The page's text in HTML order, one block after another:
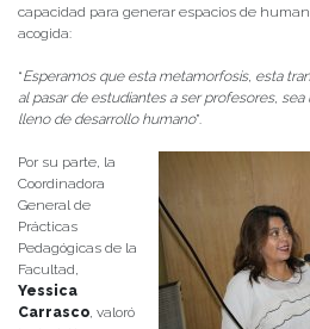
capacidad para generar espacios de
acogida:
“Esperamos que esta metamorfosis, esta
al pasar de estudiantes a ser profesores,
lleno de desarrollo humano”.
Por su parte, la
Coordinadora
General de
Prácticas
Pedagógicas de la
Facultad,
Yessica
Carrasco , valoró